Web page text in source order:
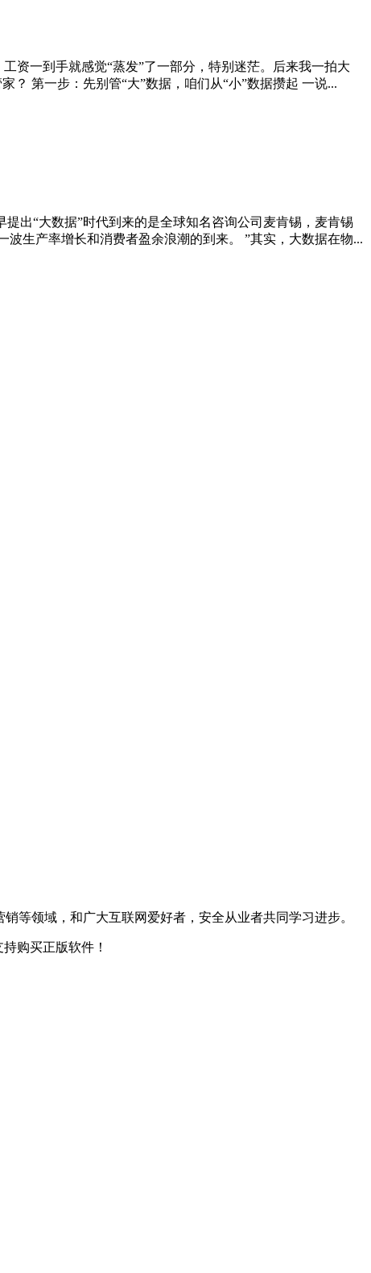
资一到手就感觉“蒸发”了一部分，特别迷茫。后来我一拍大
？ 第一步：先别管“大”数据，咱们从“小”数据攒起 一说...
出“大数据”时代到来的是全球知名咨询公司麦肯锡，麦肯锡
生产率增长和消费者盈余浪潮的到来。 ”其实，大数据在物...
等领域，和广大互联网爱好者，安全从业者共同学习进步。
购买正版软件！